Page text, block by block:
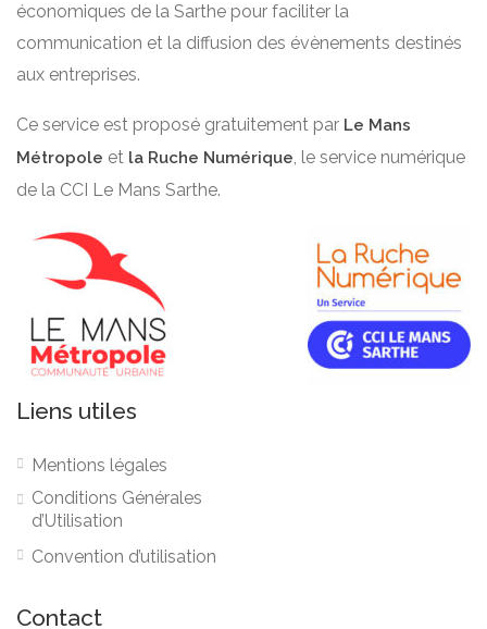
économiques de la Sarthe pour faciliter la
communication et la diffusion des évènements destinés
aux entreprises.
Ce service est proposé gratuitement par Le Mans
Métropole et la Ruche Numérique, le service numérique
de la CCI Le Mans Sarthe.
Liens utiles
Mentions légales
Conditions Générales
d’Utilisation
Convention d’utilisation
Contact